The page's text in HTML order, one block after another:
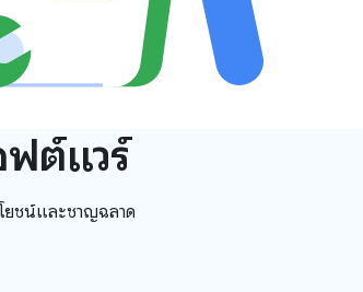
ต์แวร์
ยชน์และชาญฉลาด